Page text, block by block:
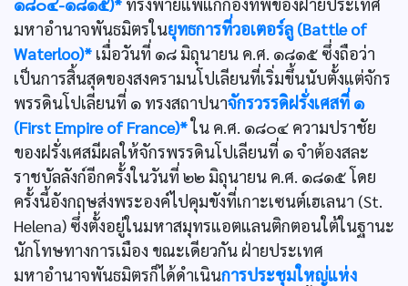
มหาอำนาจพันธมิตรในยุทธการที่วอเตอร์ลู (Battle of
Waterloo)* เมื่อวันที่ ๑๘ มิถุนายน ค.ศ. ๑๘๑๕ ซึ่งถือว่า
เป็นการสิ้นสุดของสงครามนโปเลียนที่เริ่มขึ้นนับตั้งแต่จักร
พรรดินโปเลียนที่ ๑ ทรงสถาปนาจักรวรรดิฝรั่งเศสที่ ๑
(First Empire of France)*ใน ค.ศ. ๑๘๐๔ ความปราชัย
ของฝรั่งเศสมีผลให้จักรพรรดินโปเลียนที่ ๑ จำต้องสละ
ราชบัลลังก์อีกครั้งในวันที่ ๒๒ มิถุนายน ค.ศ. ๑๘๑๕ โดย
ครั้งนี้อังกฤษส่งพระองค์ไปคุมขังที่เกาะเซนต์เฮเลนา (St.
Helena) ซึ่งตั้งอยู่ในมหาสมุทรแอตแลนติกตอนใต้ในฐานะ
นักโทษทางการเมือง ขณะเดียวกัน ฝ่ายประเทศ
มหาอำนาจพันธมิตรก็ได้ดำเนินการประชุมใหญ่แห่ง